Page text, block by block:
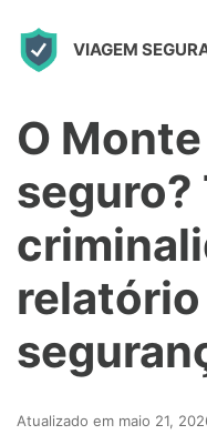
VIAGEM
O
seguro?
relatório
Atualizado em maio 21,